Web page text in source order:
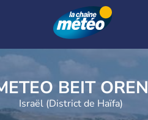
METEO BEIT OREN
Israël (District de Haïfa)